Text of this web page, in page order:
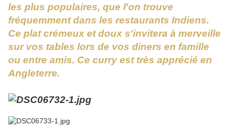
les plus populaires, que l'on trouve
fréquemment dans les restaurants Indiens.
Ce plat crémeux et doux s'invitera à merveille
sur vos tables lors de vos diners en famille
ou entre amis. Ce curry est très apprécié en
Angleterre.